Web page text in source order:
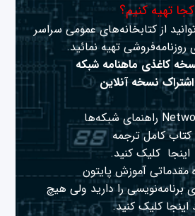
تهیه کنیم؟
از کتابخانه‌های عمومی سراسر
روزنامه‌فروشی تهیه نمائید.
کاغذی ماهنامه شبکه
نسخه آنلاین
کتاب کامل ترجمه
اینجا کلیک کنید.
مقدماتی آموزش پایتون
برنامه‌نویسی را دارید ولی هیچ
اینجا کلیک کنید.